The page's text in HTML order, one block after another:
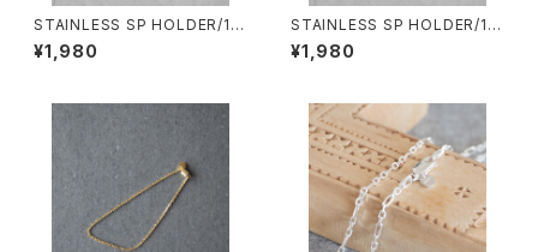
STAINLESS SP HOLDER/19
97#3/回転式ステンレス スマホ
ホルダー2P
¥1,980
STAINLESS SP HOLDER/19
97#1/回転式ステンレス スマホ
ホルダー2P
¥1,980